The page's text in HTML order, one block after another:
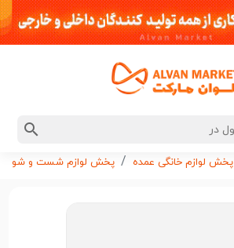
پخش لوازم خانگی عمده پخش لوازم شست و شو و